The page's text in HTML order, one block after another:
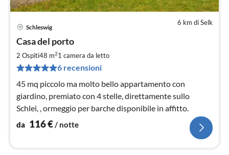
6 km di Selk
Schleswig
Casa del porto
2 Ospiti48 m21 camera da letto
6 recensioni
45 mq piccolo ma molto bello appartamento con
giardino, premiato con 4 stelle, direttamente sullo
Schlei, , ormeggio per barche disponibile in affitto.
da 116€ / notte